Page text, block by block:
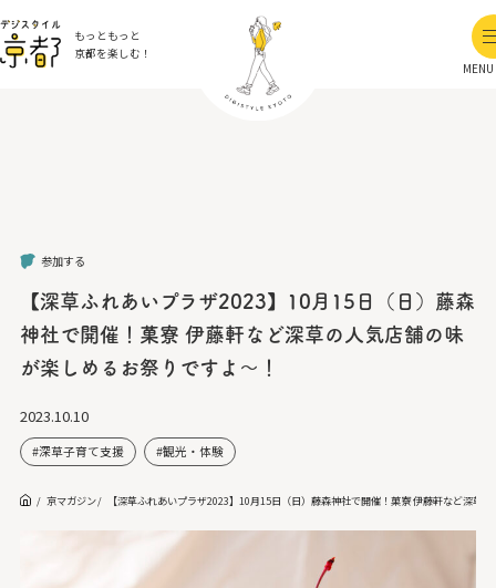
もっともっと
京都を楽しむ！
MENU
参加する
【深草ふれあいプラザ2023】10月15日（日）藤森
神社で開催！菓寮 伊藤軒など深草の人気店舗の味
が楽しめるお祭りですよ～！
2023.10.10
深草子育て支援 観光・体験
京マガジン 【深草ふれあいプラザ2023】10月15日（日）藤森神社で開催！菓寮 伊藤軒など深草